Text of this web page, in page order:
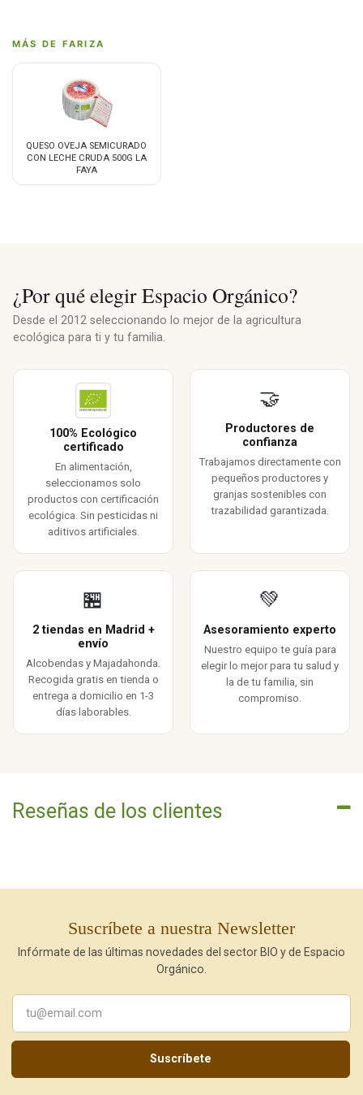
MÁS DE FARIZA
QUESO OVEJA SEMICURADO
CON LECHE CRUDA 500G LA
FAYA
¿Por qué elegir Espacio Orgánico?
Desde el 2012 seleccionando lo mejor de la agricultura
ecológica para ti y tu familia.
100% Ecológico
certificado
En alimentación,
seleccionamos solo
productos con certificación
ecológica. Sin pesticidas ni
aditivos artificiales.
🤝
Productores de
confianza
Trabajamos directamente con
pequeños productores y
granjas sostenibles con
trazabilidad garantizada.
🏪
2 tiendas en Madrid +
envío
Alcobendas y Majadahonda.
Recogida gratis en tienda o
entrega a domicilio en 1-3
días laborables.
💚
Asesoramiento experto
Nuestro equipo te guía para
elegir lo mejor para tu salud y
la de tu familia, sin
compromiso.
Reseñas de los clientes
Suscríbete a nuestra Newsletter
Infórmate de las últimas novedades del sector BIO y de Espacio
Orgánico.
Suscríbete